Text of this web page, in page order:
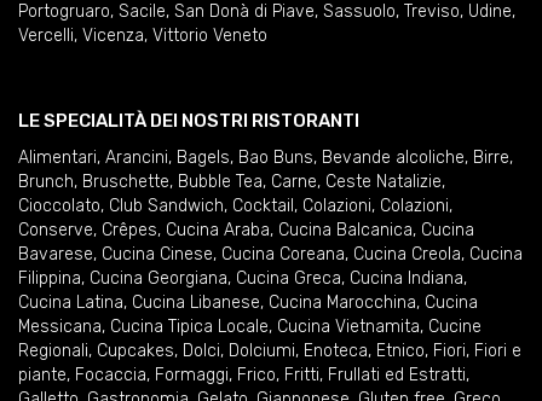
Portogruaro, Sacile, San Donà di Piave, Sassuolo, Treviso, Udine,
Vercelli, Vicenza, Vittorio Veneto
LE SPECIALITÀ DEI NOSTRI RISTORANTI
Alimentari, Arancini, Bagels, Bao Buns, Bevande alcoliche, Birre,
Brunch, Bruschette, Bubble Tea, Carne, Ceste Natalizie,
Cioccolato, Club Sandwich, Cocktail , Colazioni, Colazioni,
Conserve, Crêpes, Cucina Araba, Cucina Balcanica, Cucina
Bavarese, Cucina Cinese, Cucina Coreana, Cucina Creola, Cucina
Filippina, Cucina Georgiana, Cucina Greca, Cucina Indiana,
Cucina Latina, Cucina Libanese, Cucina Marocchina, Cucina
Messicana, Cucina Tipica Locale, Cucina Vietnamita, Cucine
Regionali, Cupcakes, Dolci, Dolciumi, Enoteca, Etnico, Fiori, Fiori e
piante, Focaccia, Formaggi, Frico, Fritti, Frullati ed Estratti,